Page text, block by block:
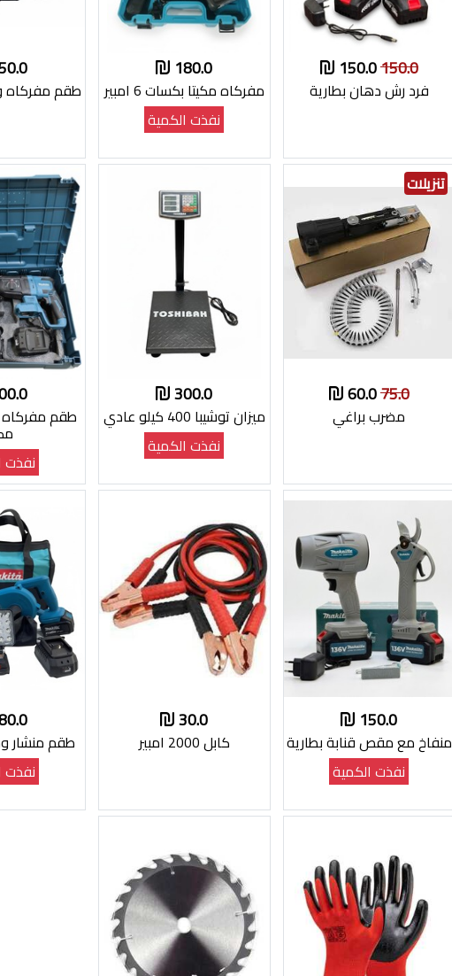
150.0
150.0
فرد رش دهان بطارية
180.0
مفركاه مكيتا بكسات 6 امبير
نفذت الكمية
طقم
تنزيلات
75.0
60.0
مضرب براغي
300.0
ميزان توشيبا 400 كيلو عادي
نفذت الكمية
طقم
نفذت
150.0
منفاخ مع مقص قنابة بطارية
نفذت الكمية
30.0
كابل 2000 امبير
طقم منشار
نفذت